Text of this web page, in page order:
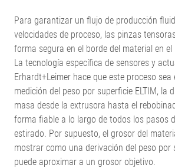
Para garantizar un flujo de producción
velocidades de proceso, las pinzas
forma segura en el borde del material en
La tecnología específica de sensores y
Erhardt+Leimer hace que este proceso sea
medición del peso por superficie ELTIM, la
masa desde la extrusora hasta el
forma fiable a lo largo de todos los pasos
estirado. Por supuesto, el grosor del
mostrar como una derivación del peso por
puede aproximar a un grosor objetivo.